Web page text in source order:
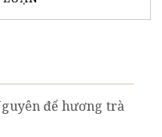
để hương trà